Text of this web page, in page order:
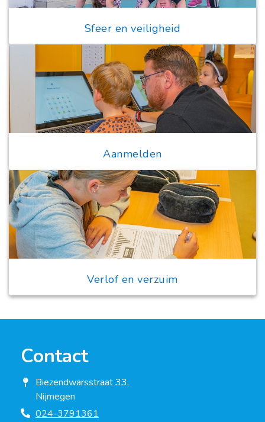
Sfeer en veiligheid
Aanmelden
Verlof en verzuim
Contact
Biezendwarsstraat 33,
Nijmegen
024-3791361